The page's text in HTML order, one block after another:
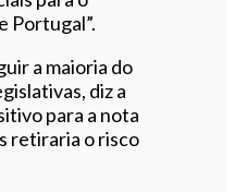
Portugal”.
a maioria do
diz a
para a nota
retiraria o risco